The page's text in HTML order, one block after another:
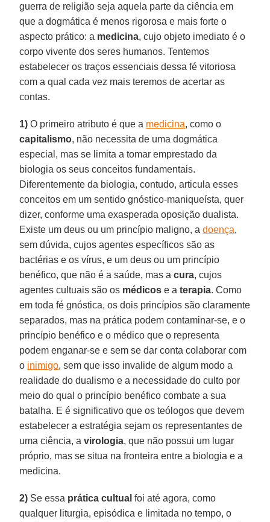
guerra de religião seja aquela parte da ciência em
que a dogmática é menos rigorosa e mais forte o
aspecto prático: a medicina, cujo objeto imediato é o
corpo vivente dos seres humanos. Tentemos
estabelecer os traços essenciais dessa fé vitoriosa
com a qual cada vez mais teremos de acertar as
contas.
1) O primeiro atributo é que a medicina, como o
capitalismo, não necessita de uma dogmática
especial, mas se limita a tomar emprestado da
biologia os seus conceitos fundamentais.
Diferentemente da biologia, contudo, articula esses
conceitos em um sentido gnóstico-maniqueísta, quer
dizer, conforme uma exasperada oposição dualista.
Existe um deus ou um princípio maligno, adoença,
sem dúvida, cujos agentes específicos são as
bactérias e os vírus, e um deus ou um princípio
benéfico, que não é a saúde, mas acura, cujos
agentes cultuais são os médicos e aterapia. Como
em toda fé gnóstica, os dois princípios são claramente
separados, mas na prática podem contaminar-se, e o
princípio benéfico e o médico que o representa
podem enganar-se e sem se dar conta colaborar com
o inimigo, sem que isso invalide de algum modo a
realidade do dualismo e a necessidade do culto por
meio do qual o princípio benéfico combate a sua
batalha. E é significativo que os teólogos que devem
estabelecer a estratégia sejam os representantes de
uma ciência, avirologia, que não possui um lugar
próprio, mas se situa na fronteira entre a biologia e a
medicina.
2) Se essa prática cultual foi até agora, como
qualquer liturgia, episódica e limitada no tempo, o